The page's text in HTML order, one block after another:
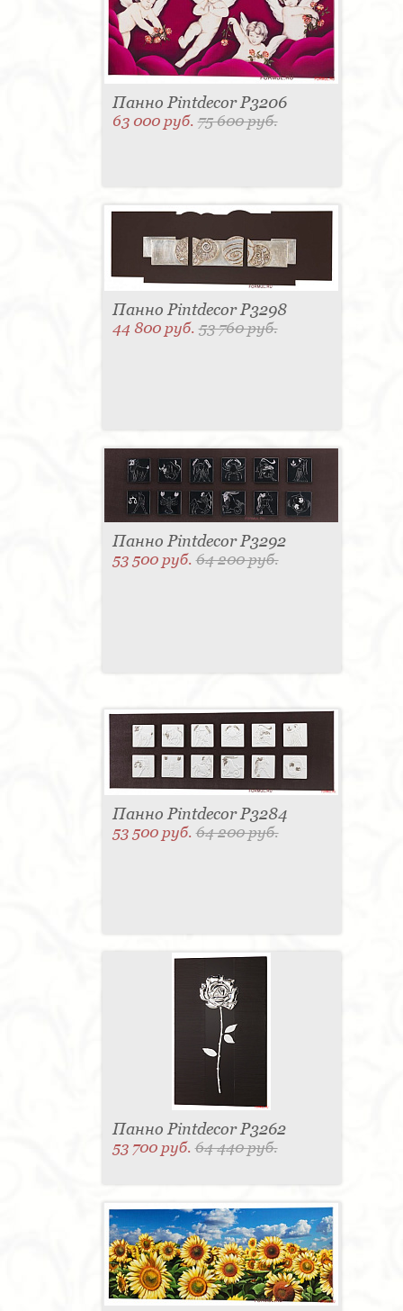
Панно Pintdecor P3206
63 000 руб.75 600 руб.
Панно Pintdecor P3298
44 800 руб.53 760 руб.
Панно Pintdecor P3292
53 500 руб.64 200 руб.
Панно Pintdecor P3284
53 500 руб.64 200 руб.
Панно Pintdecor P3262
53 700 руб.64 440 руб.